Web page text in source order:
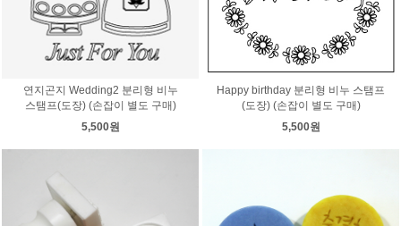
연지곤지 Wedding2 분리형 비누
스탬프(도장) (손잡이 별도 구매)
5,500원
Happy birthday 분리형 비누 스탬프
(도장) (손잡이 별도 구매)
5,500원